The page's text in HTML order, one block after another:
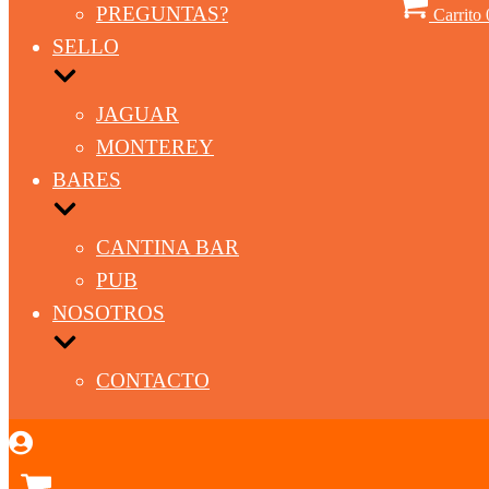
PREGUNTAS?
SELLO
JAGUAR
MONTEREY
BARES
CANTINA BAR
PUB
NOSOTROS
CONTACTO
Carrito